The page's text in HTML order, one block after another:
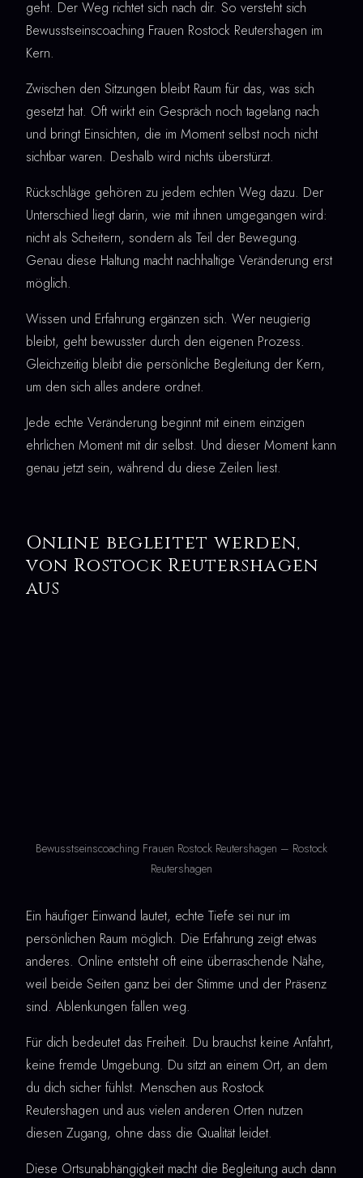
geht. Der Weg richtet sich nach dir. So versteht sich
Bewusstseinscoaching Frauen Rostock Reutershagen im
Kern.
Zwischen den Sitzungen bleibt Raum für das, was sich
gesetzt hat. Oft wirkt ein Gespräch noch tagelang nach
und bringt Einsichten, die im Moment selbst noch nicht
sichtbar waren. Deshalb wird nichts überstürzt.
Rückschläge gehören zu jedem echten Weg dazu. Der
Unterschied liegt darin, wie mit ihnen umgegangen wird:
nicht als Scheitern, sondern als Teil der Bewegung.
Genau diese Haltung macht nachhaltige Veränderung erst
möglich.
Wissen und Erfahrung ergänzen sich. Wer neugierig
bleibt, geht bewusster durch den eigenen Prozess.
Gleichzeitig bleibt die persönliche Begleitung der Kern,
um den sich alles andere ordnet.
Jede echte Veränderung beginnt mit einem einzigen
ehrlichen Moment mit dir selbst. Und dieser Moment kann
genau jetzt sein, während du diese Zeilen liest.
Online begleitet werden,
von Rostock Reutershagen
aus
Bewusstseinscoaching Frauen Rostock Reutershagen – Rostock
Reutershagen
Ein häufiger Einwand lautet, echte Tiefe sei nur im
persönlichen Raum möglich. Die Erfahrung zeigt etwas
anderes. Online entsteht oft eine überraschende Nähe,
weil beide Seiten ganz bei der Stimme und der Präsenz
sind. Ablenkungen fallen weg.
Für dich bedeutet das Freiheit. Du brauchst keine Anfahrt,
keine fremde Umgebung. Du sitzt an einem Ort, an dem
du dich sicher fühlst. Menschen aus Rostock
Reutershagen und aus vielen anderen Orten nutzen
diesen Zugang, ohne dass die Qualität leidet.
Diese Ortsunabhängigkeit macht die Begleitung auch dann